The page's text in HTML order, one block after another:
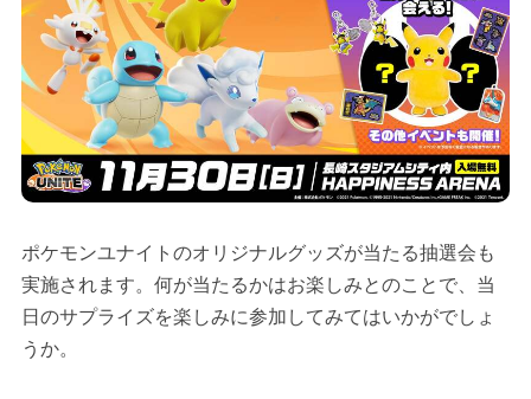
ポケモンユナイトのオリジナルグッズが当たる抽選会も
実施されます。何が当たるかはお楽しみとのことで、当
日のサプライズを楽しみに参加してみてはいかがでしょ
うか。